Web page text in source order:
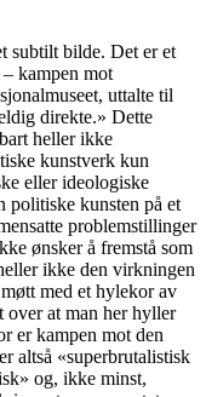
subtilt bilde. Det er et
kampen mot
uttalte til
direkte.» Dette
heller ikke
kunstverk kun
eller ideologiske
politiske kunsten på et
problemstillinger
ønsker å fremstå som
ikke den virkningen
med et hylekor av
at man her hyller
er kampen mot den
altså «superbrutalistisk
og, ikke minst,